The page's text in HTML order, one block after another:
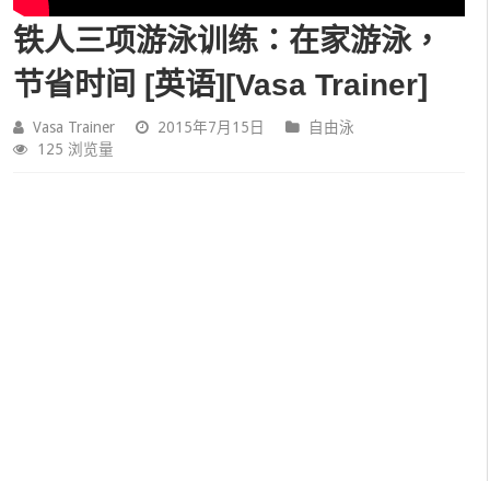
铁人三项游泳训练：在家游泳，
节省时间 [英语][Vasa Trainer]
Vasa Trainer 2015年7月15日
自由泳
125 浏览量